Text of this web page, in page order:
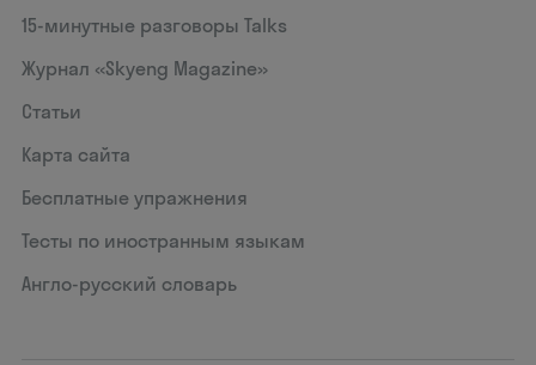
15‑минутные разговоры Talks
Журнал «Skyeng Magazine»
Статьи
Карта сайта
Бесплатные упражнения
Тесты по иностранным языкам
Англо-русский словарь